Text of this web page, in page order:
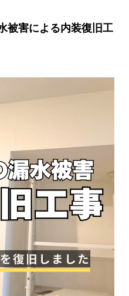
害による内装復旧工